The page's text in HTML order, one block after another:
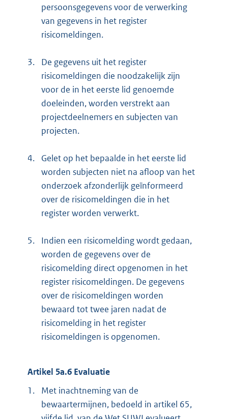
persoonsgegevens voor de verwerking
van gegevens in het register
risicomeldingen.
3.
De gegevens uit het register
risicomeldingen die noodzakelijk zijn
voor de in het eerste lid genoemde
doeleinden, worden verstrekt aan
projectdeelnemers en subjecten van
projecten.
4.
Gelet op het bepaalde in het eerste lid
worden subjecten niet na afloop van het
onderzoek afzonderlijk geïnformeerd
over de risicomeldingen die in het
register worden verwerkt.
5.
Indien een risicomelding wordt gedaan,
worden de gegevens over de
risicomelding direct opgenomen in het
register risicomeldingen. De gegevens
over de risicomeldingen worden
bewaard tot twee jaren nadat de
risicomelding in het register
risicomeldingen is opgenomen.
Artikel 5a.6 Evaluatie
1.
Met inachtneming van de
bewaartermijnen, bedoeld in artikel 65,